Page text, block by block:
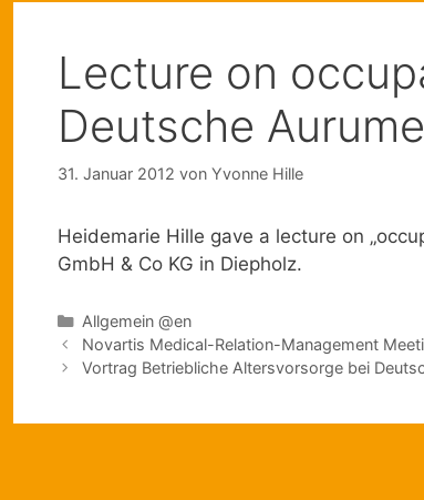
Lecture on
Deutsche
31. Januar 2012 von Yvonne Hille
Heidemarie Hille gave a lecture on
GmbH & Co KG in Diepholz.
Kategorien
Allgemein @en
Novartis Medical-Relation-Management
Vortrag Betriebliche Altersvorsorge bei